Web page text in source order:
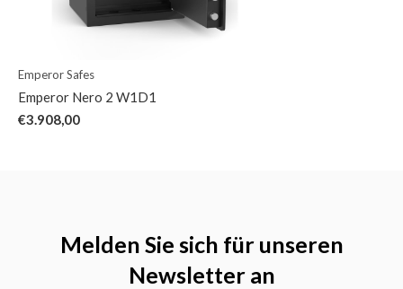
Emperor Safes
Emperor Nero 2 W1D1
€3.908,00
Melden Sie sich für unseren
Newsletter an